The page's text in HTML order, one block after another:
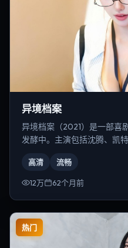
异境档案
异境档案（2021）是一部喜
发酵中。主演包括沈腾、凯
高清 流畅
12万 62个月前
热门